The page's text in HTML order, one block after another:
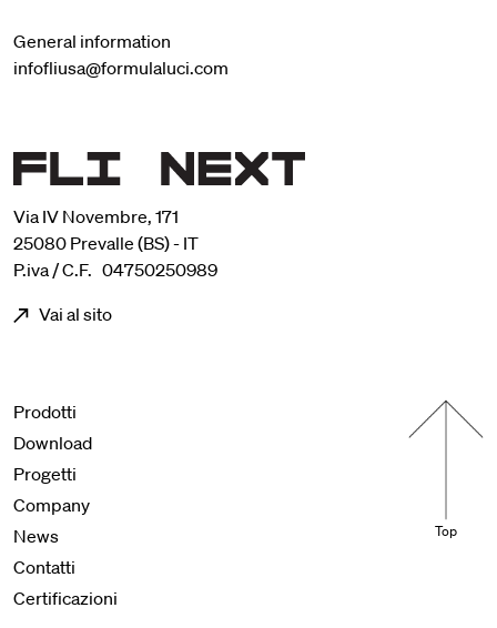
General information
infofliusa@formulaluci.com
Via IV Novembre, 171
25080 Prevalle (BS) - IT
P.iva / C.F. 04750250989
Vai al sito
Menu footer
Prodotti
Download
Progetti
Company
News
Contatti
Certificazioni
Top